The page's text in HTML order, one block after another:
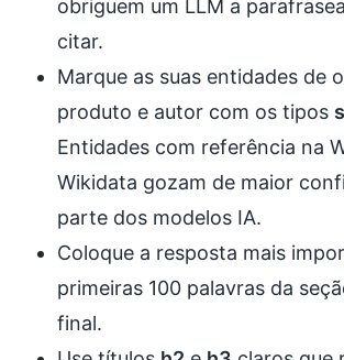
obriguem um LLM a
citar.
Marque as suas entidades de
produto e autor com os tipos
Entidades com referência na
Wikidata gozam de maior
parte dos modelos IA.
Coloque a resposta mais
primeiras 100 palavras da
final.